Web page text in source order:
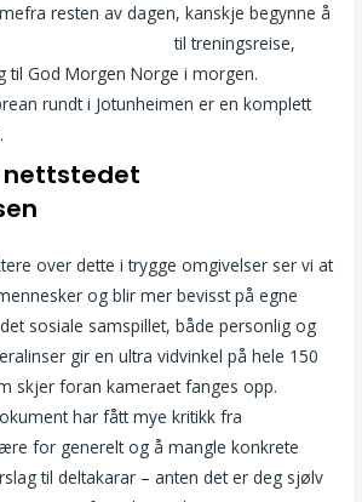
resten av dagen, kanskje begynne å
til treningsreise,
til God Morgen Norge i morgen.
rundt i Jotunheimen er en komplett
nettstedet
over dette i trygge omgivelser ser vi at
og blir mer bevisst på egne
sosiale samspillet, både personlig og
gir en ultra vidvinkel på hele 150
skjer foran kameraet fanges opp.
har fått mye kritikk fra
for generelt og å mangle konkrete
til deltakarar – anten det er deg sjølv